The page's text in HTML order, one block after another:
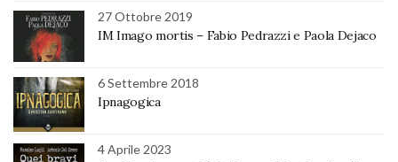
27 Ottobre 2019
IM Imago mortis – Fabio Pedrazzi e Paola Dejaco
6 Settembre 2018
Ipnagogica
4 Aprile 2023